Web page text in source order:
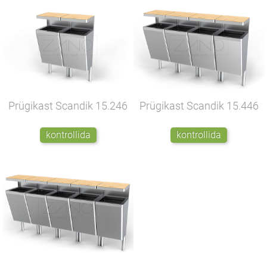
Prügikast Scandik 15.246
kontrollida
Prügikast Scandik 15.446
kontrollida